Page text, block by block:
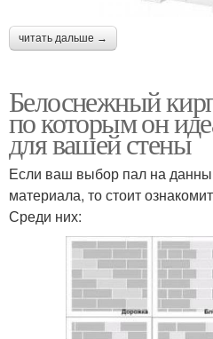
читать дальше →
Белоснежный
по которым он
для вашей стены
Если ваш выбор пал на
материала, то стоит
Среди них: